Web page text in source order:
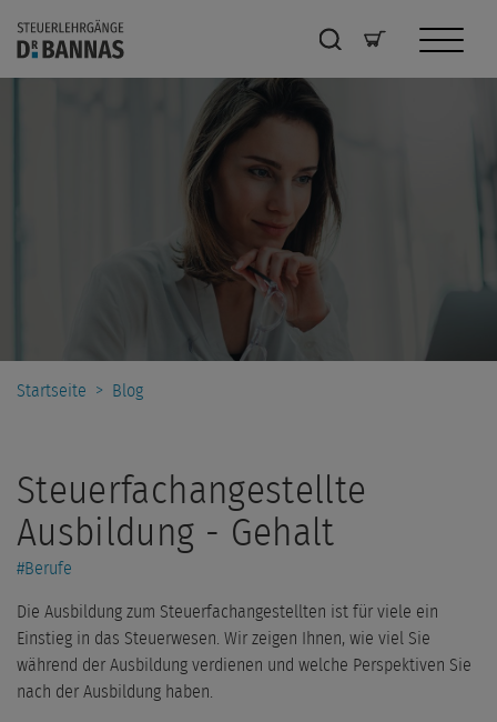
Startseite > Blog
Steuerfachangestellte
Ausbildung - Gehalt
#Berufe
Die Ausbildung zum Steuerfachangestellten ist für viele ein
Einstieg in das Steuerwesen. Wir zeigen Ihnen, wie viel Sie
während der Ausbildung verdienen und welche Perspektiven Sie
nach der Ausbildung haben.